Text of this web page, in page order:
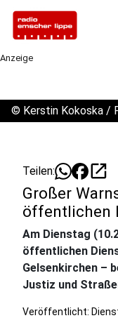
Anzeige
© Kerstin Kokoska /
Teilen: open_in_new
Großer
öffentlichen
Am Dienstag
öffentlichen
Gelsenkirchen –
Justiz und
Veröffentlicht: